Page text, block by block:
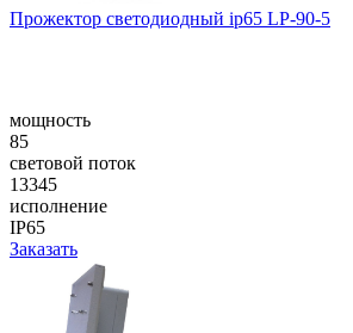
Прожектор светодиодный ip65 LP-90-5
мощность
85
световой поток
13345
исполнение
IP65
Заказать